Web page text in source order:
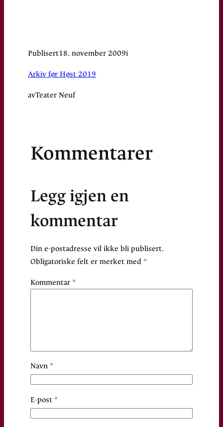
Publisert18. november 2009i
Arkiv før Høst 2019
avTeater Neuf
Kommentarer
Legg igjen en
kommentar
Din e-postadresse vil ikke bli publisert.
Obligatoriske felt er merket med *
Kommentar *
Navn *
E-post *